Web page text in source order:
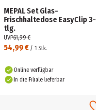
MEPAL Set Glas-
Frischhaltedose EasyClip 3-
tlg.
54,99 € / 1 Stk.
UVP61,99 €
Online verfügbar
In die Filiale lieferbar